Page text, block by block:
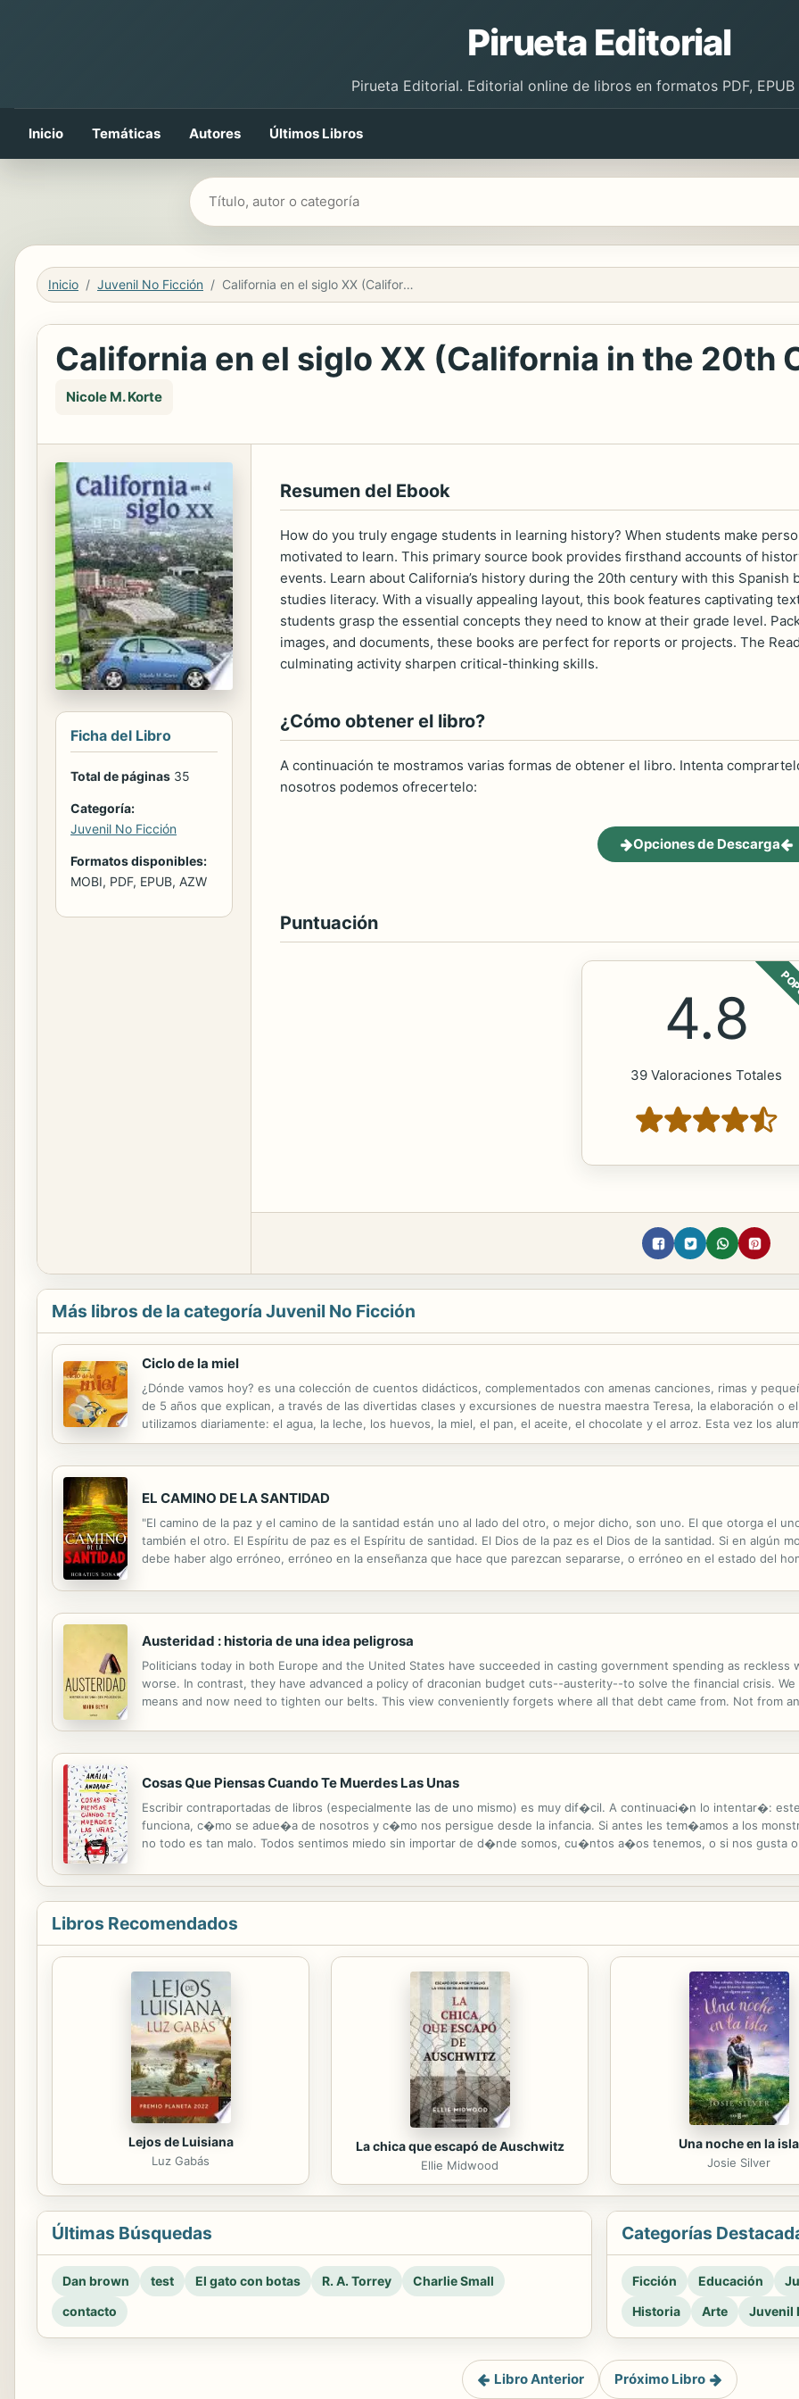
Pirueta Editorial
Pirueta Editorial. Editorial online de libros en formatos PDF, EPUB
Inicio Temáticas Autores Últimos Libros
Buscar libros
Inicio Juvenil No Ficción California en el siglo XX (California in the 20th Century)
California en el siglo XX (California in the 20th
Nicole M. Korte
Ficha del Libro
Total de páginas 35
Categoría:
Juvenil No Ficción
Formatos disponibles:
MOBI, PDF, EPUB, AZW
Resumen del Ebook
How do you truly engage students in learning history? When students make
motivated to learn. This primary source book provides firsthand accounts of
events. Learn about California’s history during the 20th century with this
studies literacy. With a visually appealing layout, this book features captivating
students grasp the essential concepts they need to know at their grade level.
images, and documents, these books are perfect for reports or projects. The
culminating activity sharpen critical-thinking skills.
¿Cómo obtener el libro?
A continuación te mostramos varias formas de obtener el libro. Intenta
nosotros podemos ofrecertelo:
Opciones de Descarga
Puntuación
4.8
39 Valoraciones Totales
Más libros de la categoría Juvenil No Ficción
Ciclo de la miel
¿Dónde vamos hoy? es una colección de cuentos didácticos, complementados con amenas canciones, rimas y
de 5 años que explican, a través de las divertidas clases y excursiones de nuestra maestra Teresa, la elaboración o
utilizamos diariamente: el agua, la leche, los huevos, la miel, el pan, el aceite, el chocolate y el arroz. Esta vez los
excursión. El autobús se detuvo frente a una puerta enorme. ¿Qué habría al otro lado? Era la granja de Arturo, un...
EL CAMINO DE LA SANTIDAD
"El camino de la paz y el camino de la santidad están uno al lado del otro, o mejor dicho, son uno. El que otorga el
también el otro. El Espíritu de paz es el Espíritu de santidad. El Dios de la paz es el Dios de la santidad. Si en algún
debe haber algo erróneo, erróneo en la enseñanza que hace que parezcan separarse, o erróneo en el estado del
Austeridad : historia de una idea peligrosa
Politicians today in both Europe and the United States have succeeded in casting government spending as
worse. In contrast, they have advanced a policy of draconian budget cuts--austerity--to solve the financial crisis.
means and now need to tighten our belts. This view conveniently forgets where all that debt came from. Not from
Cosas Que Piensas Cuando Te Muerdes Las Unas
Escribir contraportadas de libros (especialmente las de uno mismo) es muy dif�cil. A continuaci�n lo intentar�:
funciona, c�mo se adue�a de nosotros y c�mo nos persigue desde la infancia. Si antes les tem�amos a los
no todo es tan malo. Todos sentimos miedo sin importar de d�nde somos, cu�ntos a�os tenemos, o si nos gusta
Libros Recomendados
Lejos de Luisiana
Luz Gabás
La chica que escapó de Auschwitz
Ellie Midwood
Una noche en la isla
Josie Silver
Últimas Búsquedas
Dan brown test El gato con botas R. A. Torrey
Charlie Small
contacto
Categorías
Ficción Educación
Historia
Arte Juvenil
Libro Anterior Próximo Libro